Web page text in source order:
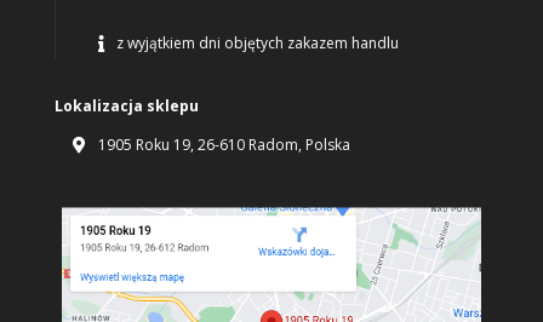
 z wyjątkiem dni objętych zakazem handlu
Lokalizacja sklepu
 1905 Roku 19, 26-610 Radom, Polska